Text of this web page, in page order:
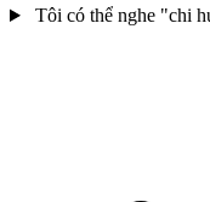
Tôi có thể nghe "chi